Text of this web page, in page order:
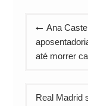
Navegação
de
Post
Ana
até morrer
Real Madrid